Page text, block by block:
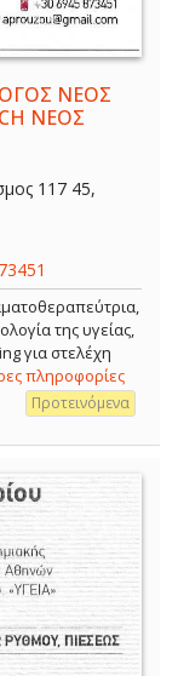
ΝΕΟΣ
ΝΕΟΣ
117 45,
της υγείας,
για στελέχη
πληροφορίες
Προτεινόμενα